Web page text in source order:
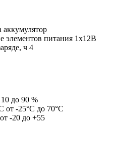
аккумулятор
элементов питания 1х12В
ч 4
до 90 %
от -25°C до 70°C
от -20 до +55